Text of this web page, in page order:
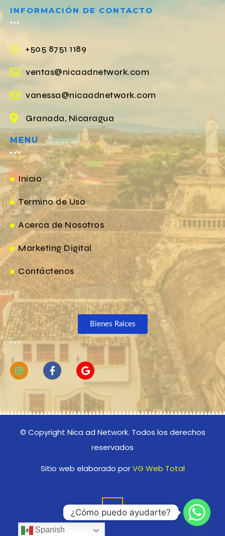
INFORMACIÓN DE CONTACTO
+505 8751 1189
ventas@nicaadnetwork.com
vanessa@nicaadnetwork.com
Granada, Nicaragua
MENU
Inicio
Termino de Uso
Acerca de Nosotros
Marketing Digital
Contáctenos
Bienes Raices
© Copyright Nica ad Network. Todos los derechos
reservados
Sitio web elaborado porVG Web Total
▲
Spanish
¿Cómo puedo ayudarte?